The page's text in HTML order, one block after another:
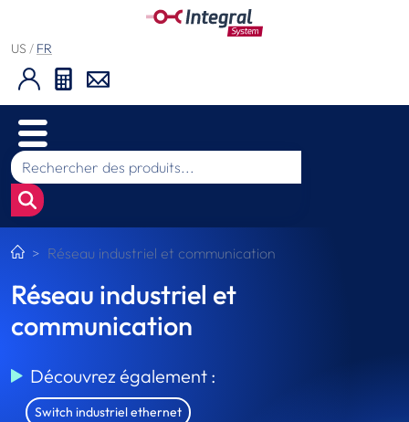
US / FR
Réseau industriel et communication
Réseau industriel et
communication
Découvrez également :
Switch industriel ethernet